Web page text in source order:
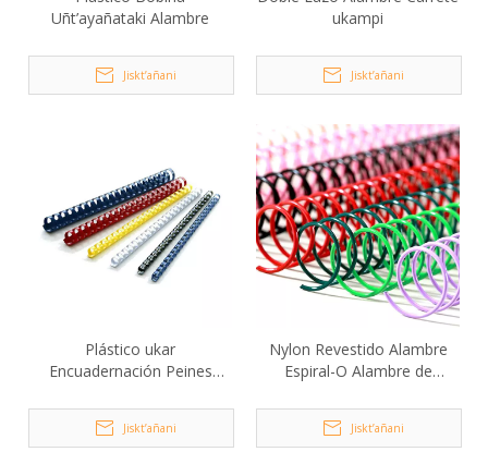
Uñt’ayañataki Alambre
Jiskt’añani
ukampi
Jiskt’añani
Plástico ukar
Encuadernación Peines
Jiskt’añani
Nylon Revestido Alambre
Espiral-O Alambre de
Encuadernación ukatakiw
Jiskt’añani